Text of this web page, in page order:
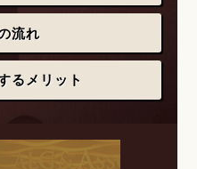
流れ
るメリット